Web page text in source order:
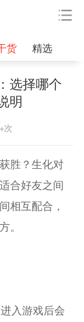
货 精选
选择哪个
明
次
胜？生化对
合好友之间
相互配合，
。
入游戏后会